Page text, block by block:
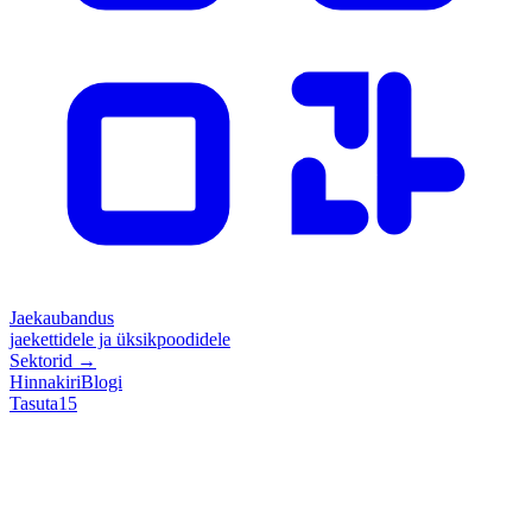
Jaekaubandus
jaekettidele ja üksikpoodidele
Sektorid →
HinnakiriBlogi
Tasuta15